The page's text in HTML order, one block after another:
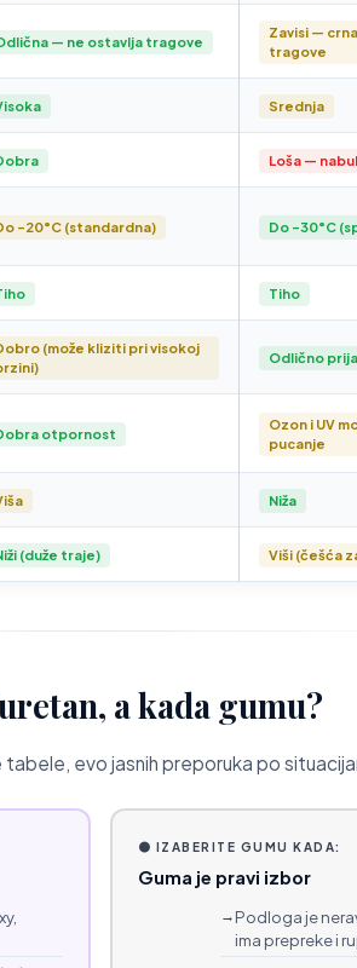
— ne ostavlja tragove
Zavisi —
tragove
Srednja
Loša —
-20°C (standardna) Do -30°C
Tiho
(može kliziti pri visokoj
Odlično
otpornost
Ozon i UV
pucanje
Niža
(duže traje) Viši (češća
a kada gumu?
evo jasnih preporuka po
⚫ IZABERITE GUMU KADA:
Guma je pravi izbor
Podloga je
ima prepreke i